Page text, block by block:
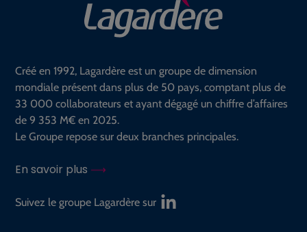
Créé en 1992, Lagardère est un groupe de dimension
mondiale présent dans plus de 50 pays, comptant plus de
33 000 collaborateurs et ayant dégagé un chiffre d’affaires
de 9 353 M€ en 2025.
Le Groupe repose sur deux branches principales.
En savoir plus
Suivez le groupe Lagardère sur